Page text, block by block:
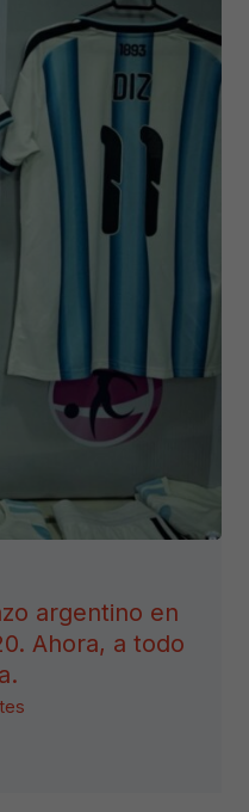
argentino en
Ahora, a todo